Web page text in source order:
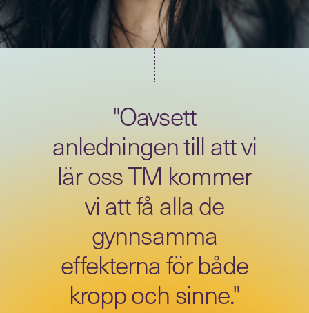
"Oavsett
anledningen till att vi
lär oss TM kommer
vi att få alla de
gynnsamma
effekterna för både
kropp och sinne."